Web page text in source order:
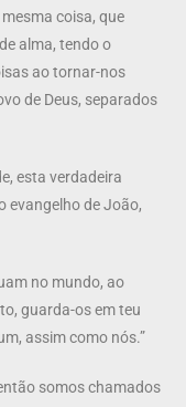
coisa, que
alma, tendo o
ao tornar-nos
de Deus, separados
esta verdadeira
evangelho de João,
no mundo, ao
guarda-os em teu
assim como nós.”
somos chamados